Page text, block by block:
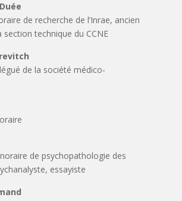
de recherche de l’Inrae, ancien
section technique du CCNE
de la société médico-
de psychopathologie des
essayiste